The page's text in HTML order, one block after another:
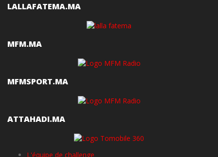
LALLAFATEMA.MA
MFM.MA
MFMSPORT.MA
ATTAHADI.MA
L'équipe de challenge